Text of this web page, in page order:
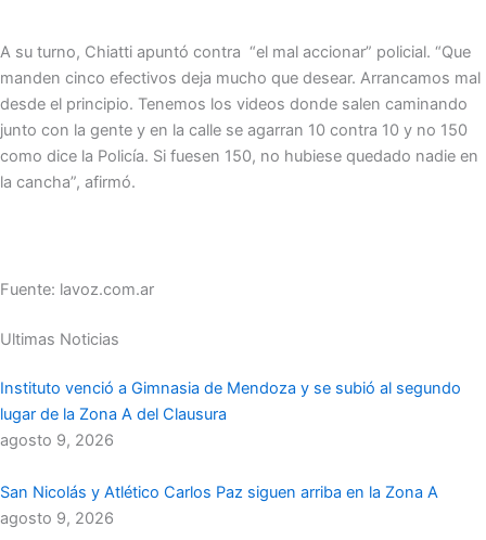
A su turno, Chiatti apuntó contra “el mal accionar” policial. “Que
manden cinco efectivos deja mucho que desear. Arrancamos mal
desde el principio. Tenemos los videos donde salen caminando
junto con la gente y en la calle se agarran 10 contra 10 y no 150
como dice la Policía. Si fuesen 150, no hubiese quedado nadie en
la cancha”, afirmó.
Fuente: lavoz.com.ar
Ultimas Noticias
Instituto venció a Gimnasia de Mendoza y se subió al segundo
lugar de la Zona A del Clausura
agosto 9, 2026
San Nicolás y Atlético Carlos Paz siguen arriba en la Zona A
agosto 9, 2026